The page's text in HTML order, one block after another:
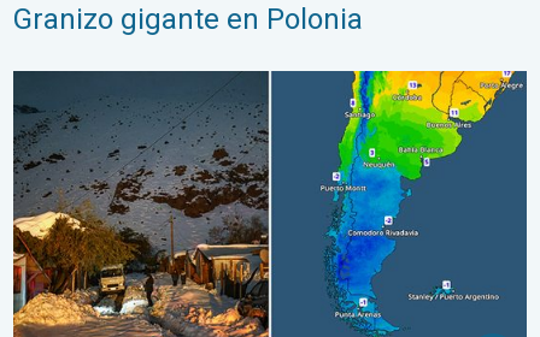
Granizo gigante en Polonia
Nieve y heladas en el hemisferio sur. Invierno al otro lado. . .